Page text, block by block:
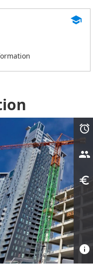
school
alarm
group
euro
info